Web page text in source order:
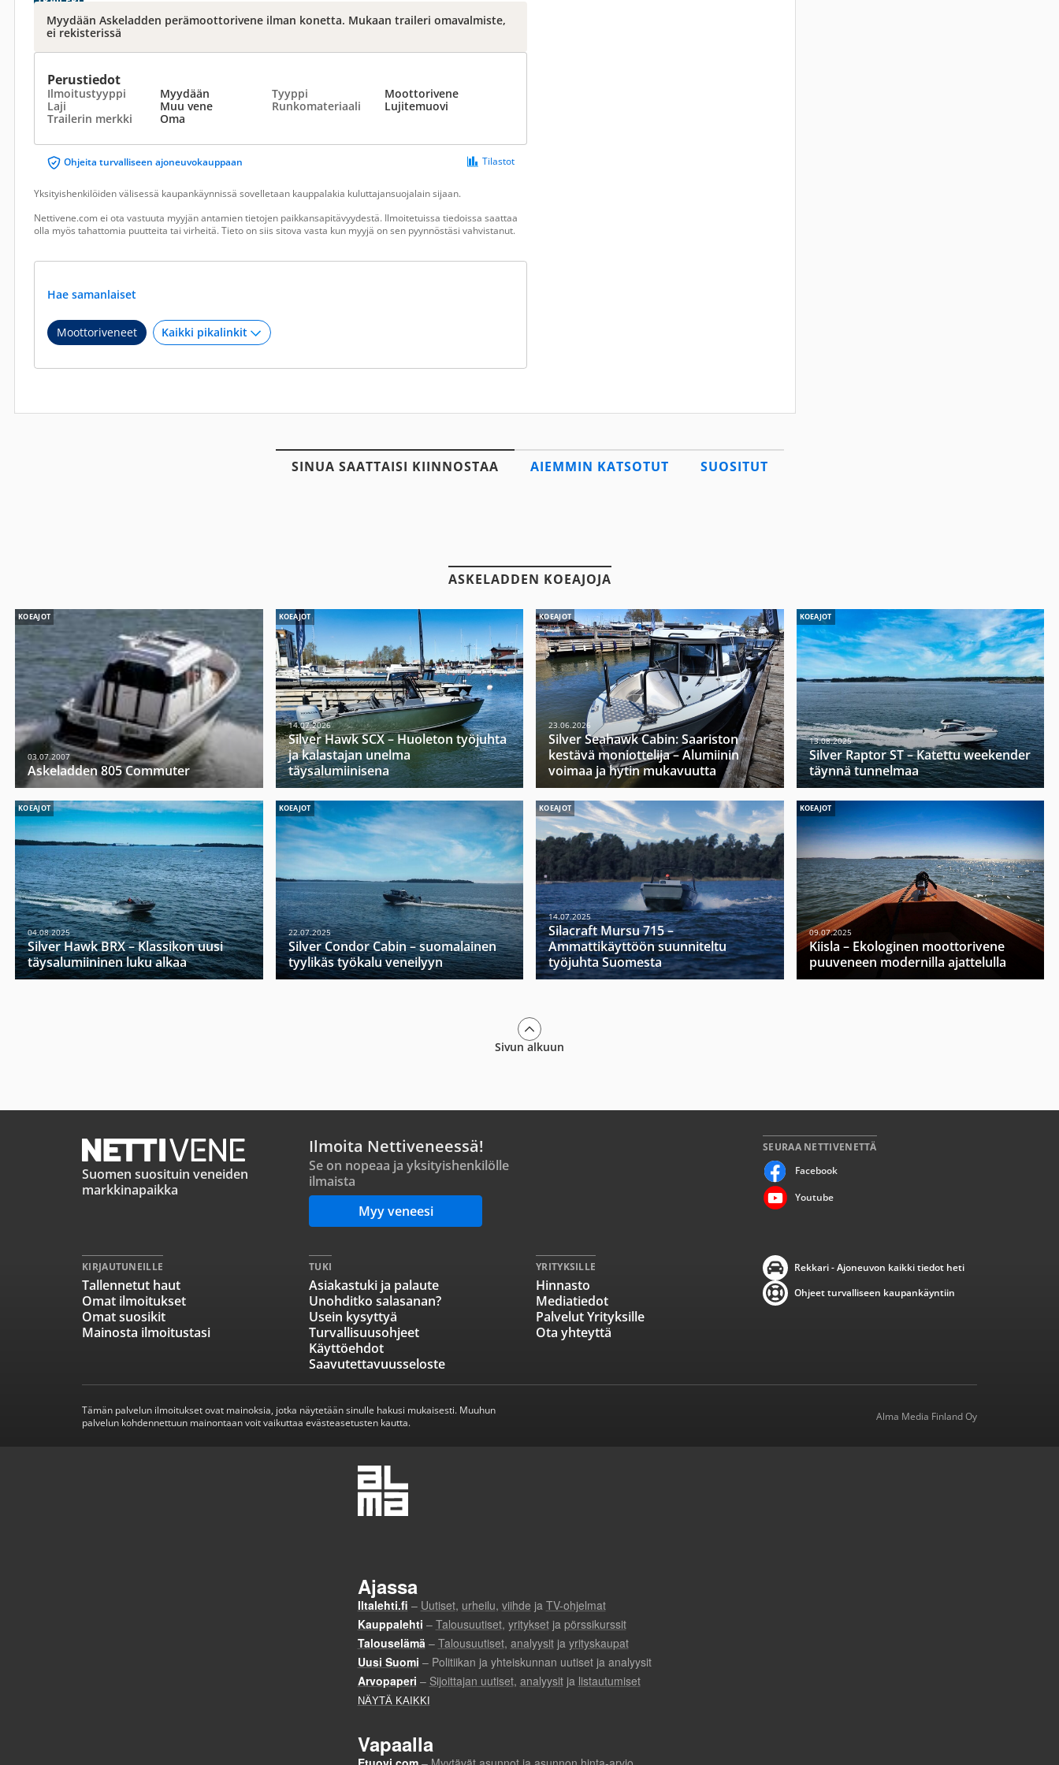
Myydään Askeladden perämoottorivene ilman konetta. Mukaan traileri omavalmiste,
ei rekisterissä
Perustiedot
Ilmoitustyyppi Myydään Tyyppi
Moottorivene
Laji
Muu vene Runkomateriaali
Lujitemuovi
Trailerin merkki
Oma
Ohjeita turvalliseen ajoneuvokauppaan Tilastot
Yksityishenkilöiden välisessä kaupankäynnissä sovelletaan kauppalakia kuluttajansuojalain sijaan.
Nettivene.com ei ota vastuuta myyjän antamien tietojen paikkansapitävyydestä. Ilmoitetuissa tiedoissa saattaa
olla myös tahattomia puutteita tai virheitä. Tieto on siis sitova vasta kun myyjä on sen pyynnöstäsi vahvistanut.
Hae samanlaiset
Moottoriveneet
SINUA SAATTAISI KIINNOSTAA AIEMMIN KATSOTUT SUOSITUT
ASKELADDEN KOEAJOJA
KOEAJOT
03.07.2007
Askeladden 805 Commuter
KOEAJOT
14.07.2026
Silver Hawk SCX – Huoleton työjuhta
ja kalastajan unelma
täysalumiinisena
KOEAJOT
23.06.2026
Silver Seahawk Cabin: Saariston
kestävä moniottelija – Alumiinin
voimaa ja hytin mukavuutta
KOEAJOT
13.08.2025
Silver Raptor ST – Katettu weekender
täynnä tunnelmaa
KOEAJOT
04.08.2025
Silver Hawk BRX – Klassikon uusi
täysalumiininen luku alkaa
KOEAJOT
22.07.2025
Silver Condor Cabin – suomalainen
tyylikäs työkalu veneilyyn
KOEAJOT
14.07.2025
Silacraft Mursu 715 –
Ammattikäyttöön suunniteltu
työjuhta Suomesta
KOEAJOT
09.07.2025
Kiisla – Ekologinen moottorivene
puuveneen modernilla ajattelulla
Sivun alkuun
Suomen suosituin veneiden
markkinapaikka
Ilmoita Nettiveneessä!
Se on nopeaa ja yksityishenkilölle
ilmaista
Myy veneesi
SEURAA NETTIVENETTÄ
Facebook
Youtube
KIRJAUTUNEILLE
Tallennetut haut
Omat ilmoitukset
Omat suosikit
Mainosta ilmoitustasi
TUKI
Asiakastuki ja palaute
Unohditko salasanan?
Usein kysyttyä
Turvallisuusohjeet
Käyttöehdot
Saavutettavuusseloste
YRITYKSILLE
Hinnasto
Mediatiedot
Palvelut Yrityksille
Ota yhteyttä
Rekkari - Ajoneuvon kaikki tiedot heti
Ohjeet turvalliseen kaupankäyntiin
Tämän palvelun ilmoitukset ovat mainoksia, jotka näytetään sinulle hakusi mukaisesti. Muuhun
palvelun kohdennettuun mainontaan voit vaikuttaa evästeasetusten kautta.
Alma Media Finland Oy